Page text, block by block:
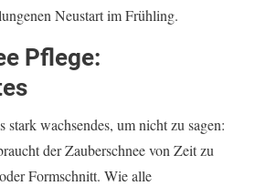
Neustart im Frühling.
Pflege:
stark wachsendes, um nicht zu sagen:
der Zauberschnee von Zeit zu
Formschnitt. Wie alle